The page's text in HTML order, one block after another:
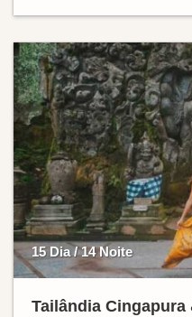
15 Dia / 14 Noite
Tailândia Cingapura